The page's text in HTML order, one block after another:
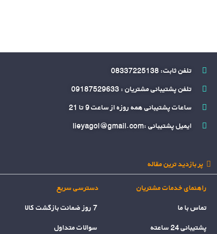
تلفن ثابت: 08337225138
تلفن پشتیبانی مشتریان : 09187529633
ساعات پشتیبانی همه روزه از ساعت 9 تا 21
ایمیل پشتیبانی :lieyagol@gmail.com
پر بازدید ترین مقاله
راهنمای خدمات مشتریان
تماس با ما
پشتیبانی 24 ساعته
دسترسی سریع
7 روز ضمانت بازگشت کالا
سوالات متداول